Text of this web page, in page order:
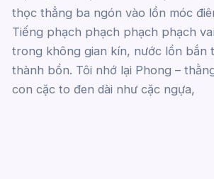
thọc thẳng ba ngón vào lồn móc
Tiếng phạch phạch phạch phạch
trong không gian kín, nước lồn bắn
thành bồn. Tôi nhớ lại Phong –
con cặc to đen dài như cặc ngựa,